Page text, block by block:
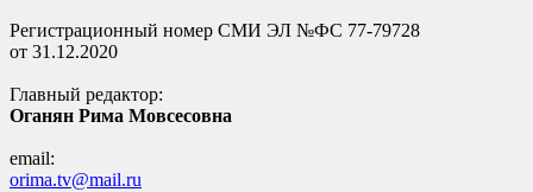
Регистрационный номер СМИ ЭЛ №ФС 77-79728
от 31.12.2020
Главный редактор:
Оганян Рима Мовсесовна
email:
orima.tv@mail.ru